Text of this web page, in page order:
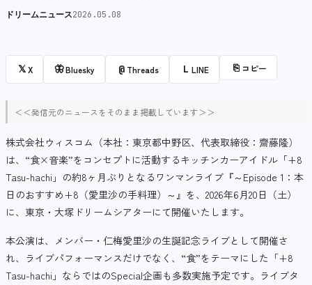
ドリームニュース2026.05.08
𝕏X 🦋Bluesky @ Threads L LINE ⎘ コピー
＜＜発信元のニュースをそのまま掲載しています＞＞
株式会社ウィスコム（本社：東京都中野区、代表取締役：齋藤隆）
は、“食×音楽”をコンセプトに活動するキッチンカーアイドル「+8
Tasu-hachi」の約8ヶ月ぶりとなるワンマンライブ『～Episode 1：本
日のおすすめ+8（愛里沙の手料理）～』を、2026年6月20日（土）
に、東京・大塚ドリームシアターにて開催いたします。
本公演は、メンバー・仁梅愛里沙の生誕記念ライブとして開催さ
れ、ライブパフォーマンスだけでなく、“食”をテーマにした「+8
Tasu-hachi」ならではのSpecial企画も多数実施予定です。ライブタ